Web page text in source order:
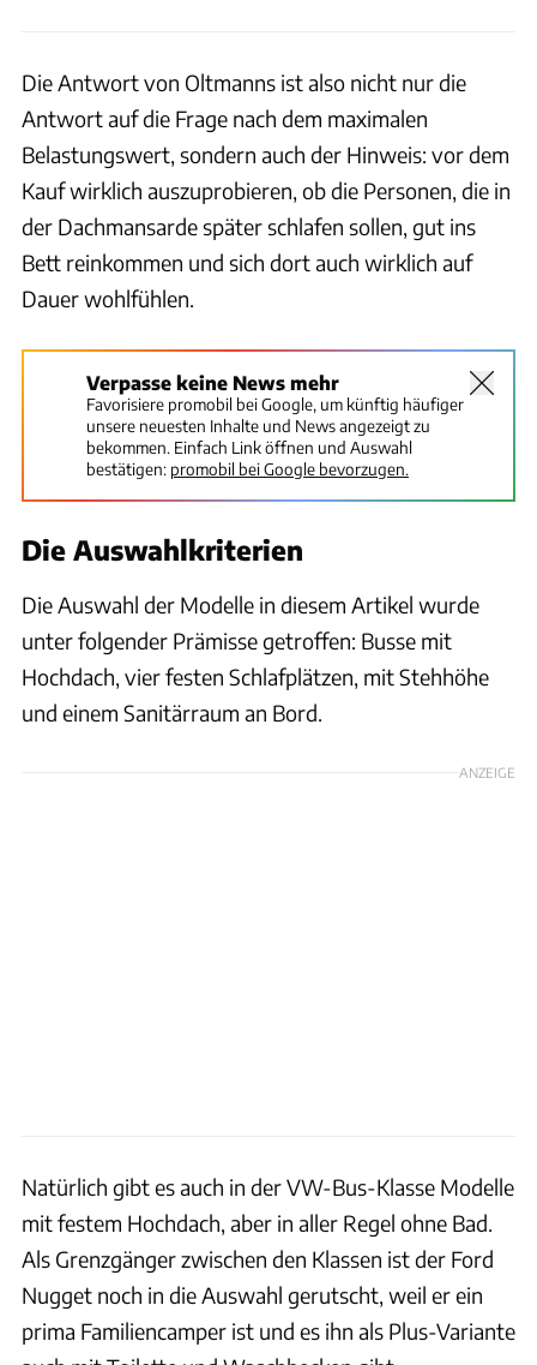
Die Antwort von Oltmanns ist also nicht nur die
Antwort auf die Frage nach dem maximalen
Belastungswert, sondern auch der Hinweis: vor dem
Kauf wirklich auszuprobieren, ob die Personen, die in
der Dachmansarde später schlafen sollen, gut ins
Bett reinkommen und sich dort auch wirklich auf
Dauer wohlfühlen.
Verpasse keine News mehr
Favorisiere promobil bei Google, um künftig häufiger
unsere neuesten Inhalte und News angezeigt zu
bekommen. Einfach Link öffnen und Auswahl
bestätigen: promobil bei Google bevorzugen.
Die Auswahlkriterien
Die Auswahl der Modelle in diesem Artikel wurde
unter folgender Prämisse getroffen: Busse mit
Hochdach, vier festen Schlafplätzen, mit Stehhöhe
und einem Sanitärraum an Bord.
ANZEIGE
Natürlich gibt es auch in der VW-Bus-Klasse Modelle
mit festem Hochdach, aber in aller Regel ohne Bad.
Als Grenzgänger zwischen den Klassen ist der Ford
Nugget noch in die Auswahl gerutscht, weil er ein
prima Familiencamper ist und es ihn als Plus-Variante